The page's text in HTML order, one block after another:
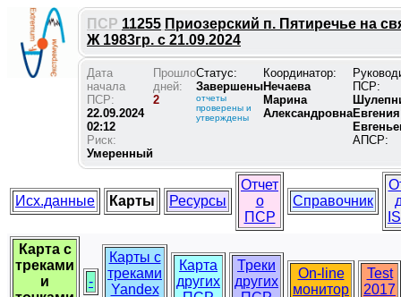
ПСР 11255 Приозерский п. Пятиречье на
Ж 1983гр. с 21.09.2024
Дата
начала
ПСР:
22.09.2024
02:12
Риск:
Умеренный
Прошло
дней:
2
Статус:
Завершены
отчеты
проверены и
утверждены
Координатор:
Нечаева
Марина
Александровна
ПСР:
Евгения
АПСР:
Исх.данные Карты Ресурсы
Отчет
о
ПСР
Справочник
Карта с
треками
и
-
Карты с
треками
Yandex
Карта
других
Треки
других
On-line
монитор
Test
2017